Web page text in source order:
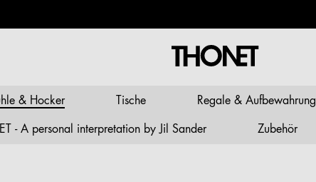
& Hocker Tische Regale & Aufbewahrung
- A personal interpretation by Jil Sander Zubehör